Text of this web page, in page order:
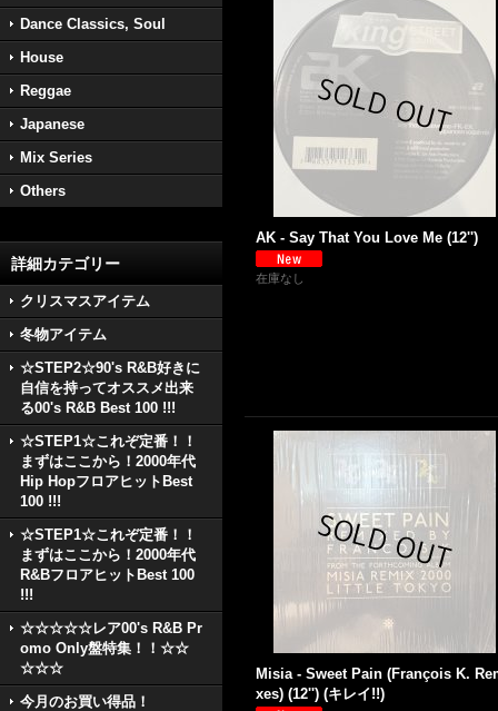
Dance Classics, Soul
House
Reggae
Japanese
Mix Series
Others
詳細カテゴリー
クリスマスアイテム
冬物アイテム
☆STEP2☆90's R&B好きに
自信を持ってオススメ出来
る00's R&B Best 100 !!!
☆STEP1☆これぞ定番！！
まずはここから！2000年代
Hip HopフロアヒットBest
100 !!!
☆STEP1☆これぞ定番！！
まずはここから！2000年代
R&BフロアヒットBest 100
!!!
☆☆☆☆☆レア00's R&B Pr
omo Only盤特集！！☆☆
☆☆☆
今月のお買い得品！
AK - Say That You Love Me (12'')
在庫なし
Misia - Sweet Pain (François K.
xes) (12'') (キレイ!!)